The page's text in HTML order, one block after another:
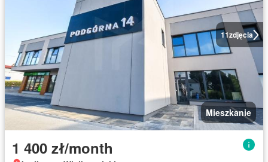
11zdjęcia
Mieszkanie
1 400 zł/month